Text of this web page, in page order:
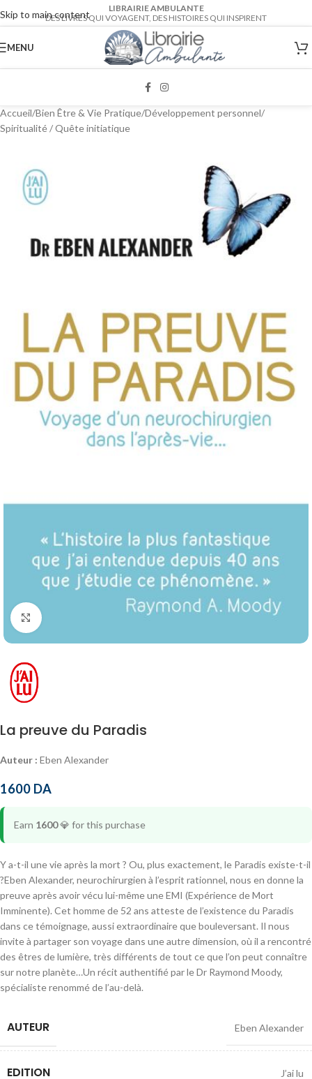
Skip to main content
LIBRAIRIE AMBULANTE
DES LIVRES QUI VOYAGENT, DES HISTOIRES QUI INSPIRENT
MENU
Accueil/Bien Être & Vie Pratique/Développement personnel/
Spiritualité / Quête initiatique
Click to enlarge
La preuve du Paradis
Auteur : Eben Alexander
1600 DA
Earn 1600💎 for this purchase
Y a-t-il une vie après la mort ? Ou, plus exactement, le Paradis existe-t-il
?Eben Alexander, neurochirurgien à l’esprit rationnel, nous en donne la
preuve après avoir vécu lui-même une EMI (Expérience de Mort
Imminente). Cet homme de 52 ans atteste de l’existence du Paradis
dans ce témoignage, aussi extraordinaire que bouleversant. Il nous
invite à partager son voyage dans une autre dimension, où il a rencontré
des êtres de lumière, très différents de tout ce que l’on peut connaître
sur notre planète…Un récit authentifié par le Dr Raymond Moody,
spécialiste renommé de l’au-delà.
AUTEUR Eben Alexander
EDITION J’ai lu